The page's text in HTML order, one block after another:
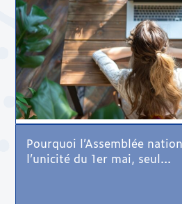
Pourquoi l’Assemblée
l’unicité du 1er mai, seul...